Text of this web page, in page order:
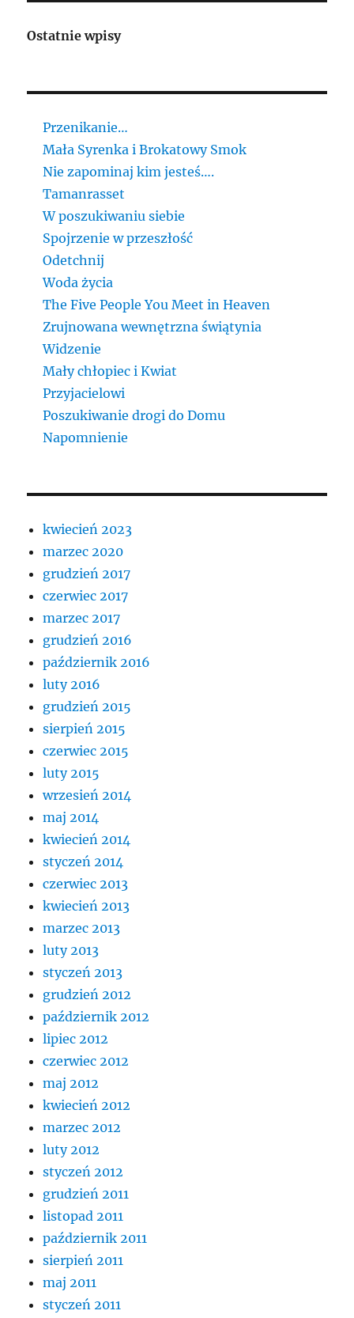
Ostatnie wpisy
Przenikanie…
Mała Syrenka i Brokatowy Smok
Nie zapominaj kim jesteś….
Tamanrasset
W poszukiwaniu siebie
Spojrzenie w przeszłość
Odetchnij
Woda życia
The Five People You Meet in Heaven
Zrujnowana wewnętrzna świątynia
Widzenie
Mały chłopiec i Kwiat
Przyjacielowi
Poszukiwanie drogi do Domu
Napomnienie
kwiecień 2023
marzec 2020
grudzień 2017
czerwiec 2017
marzec 2017
grudzień 2016
październik 2016
luty 2016
grudzień 2015
sierpień 2015
czerwiec 2015
luty 2015
wrzesień 2014
maj 2014
kwiecień 2014
styczeń 2014
czerwiec 2013
kwiecień 2013
marzec 2013
luty 2013
styczeń 2013
grudzień 2012
październik 2012
lipiec 2012
czerwiec 2012
maj 2012
kwiecień 2012
marzec 2012
luty 2012
styczeń 2012
grudzień 2011
listopad 2011
październik 2011
sierpień 2011
maj 2011
styczeń 2011